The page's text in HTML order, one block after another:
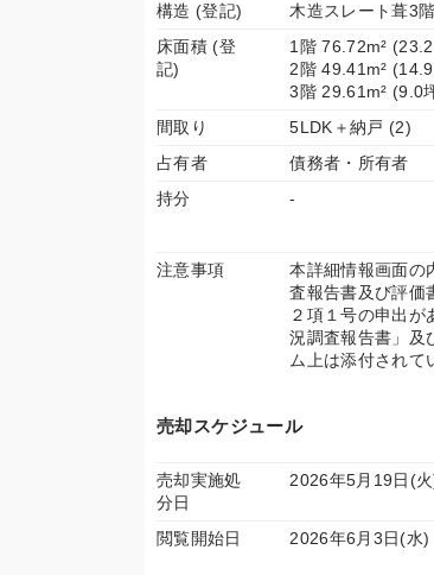
構造 (登記)
木造スレート葺3
床面積 (登
記)
1階 76.72m²
2階 49.41m²
3階 29.61m² (9.0
間取り 5LDK＋納戸 (2)
占有者
債務者・所有者
持分
-
注意事項
本詳細情報画面の
査報告書及び評価
２項１号の申出が
況調査報告書」及
ム上は添付されて
売却スケジュール
売却実施処
分日
2026年5月19日(
閲覧開始日 2026年6月3日(水)